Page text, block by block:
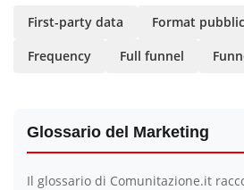
First-party data Format
Frequency
Full funnel
Glossario del Marketing
Il glossario di Comunitazione.it